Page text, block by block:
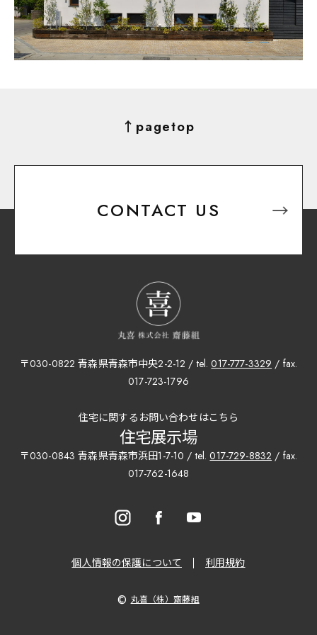
↑pagetop
CONTACT US
〒030-0822 青森県青森市中央2-2-12 / tel. 017-777-3329 / fax.
017-723-1796
住宅に関するお問い合わせはこちら
住宅展示場
〒030-0843 青森県青森市浜田1-7-10 / tel. 017-729-8832 / fax.
017-762-1648
個人情報の保護について 利用規約
©丸喜（株）齋藤組